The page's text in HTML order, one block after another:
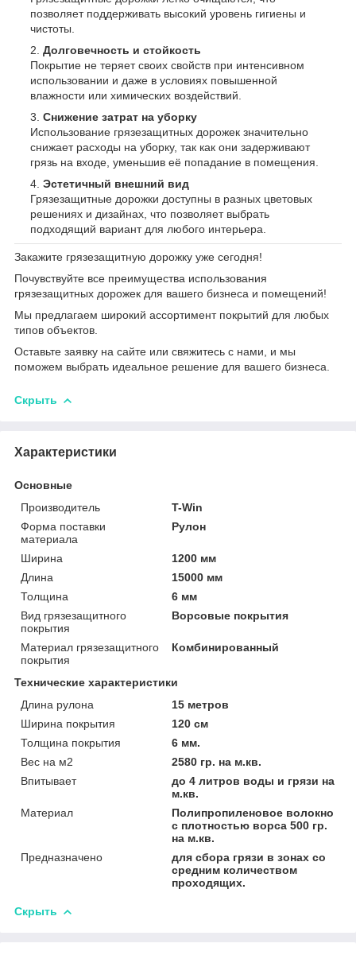
позволяет поддерживать высокий уровень гигиены и
чистоты.
Долговечность и стойкость
Покрытие не теряет своих свойств при интенсивном
использовании и даже в условиях повышенной
влажности или химических воздействий.
Снижение затрат на уборку
Использование грязезащитных дорожек значительно
снижает расходы на уборку, так как они задерживают
грязь на входе, уменьшив её попадание в помещения.
Эстетичный внешний вид
Грязезащитные дорожки доступны в разных цветовых
решениях и дизайнах, что позволяет выбрать
подходящий вариант для любого интерьера.
Закажите грязезащитную дорожку уже сегодня!
Почувствуйте все преимущества использования
грязезащитных дорожек для вашего бизнеса и помещений!
Мы предлагаем широкий ассортимент покрытий для любых
типов объектов.
Оставьте заявку на сайте или свяжитесь с нами, и мы
поможем выбрать идеальное решение для вашего бизнеса.
Скрыть
Характеристики
Основные
Производитель
T-Win
Форма поставки
материала
Рулон
Ширина
1200 мм
Длина
15000 мм
Толщина
6 мм
Вид грязезащитного
покрытия
Ворсовые покрытия
Материал грязезащитного
покрытия
Комбинированный
Технические характеристики
Длина рулона
15 метров
Ширина покрытия
120 см
Толщина покрытия
6 мм.
Вес на м2
2580 гр. на м.кв.
Впитывает
до 4 литров воды и грязи на
м.кв.
Материал
Полипропиленовое волокно
с плотностью ворса 500 гр.
на м.кв.
Предназначено
для сбора грязи в зонах со
средним количеством
проходящих.
Скрыть